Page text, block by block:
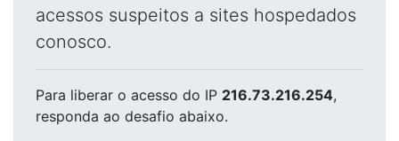
acessos suspeitos a sites hospedados
conosco.
Para liberar o acesso do IP 216.73.216.254,
responda ao desafio abaixo.